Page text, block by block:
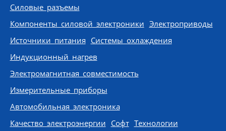
Skip to content
Силовые разъемы
Компоненты силовой электроники Электроприводы
Источники питания Системы охлаждения
Индукционный нагрев
Электромагнитная совместимость
Измерительные приборы
Автомобильная электроника
Качество электроэнергии Софт Технологии